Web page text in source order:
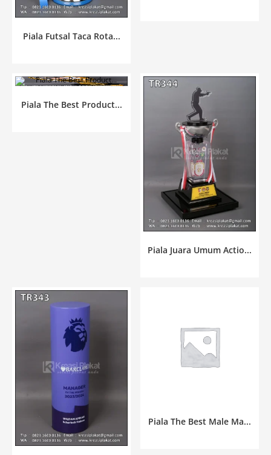
Piala Futsal Taca Rota...
Piala The Best Product...
Piala Juara Umum Actio...
Piala The Best Male Ma...